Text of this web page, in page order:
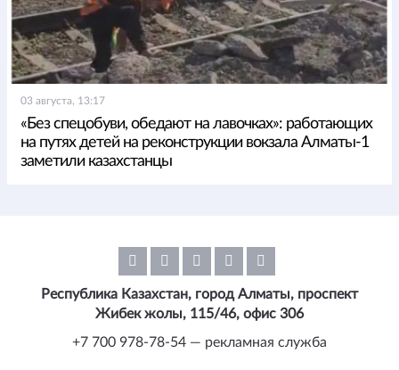
03 августа, 13:17
«Без спецобуви, обедают на лавочках»: работающих
на путях детей на реконструкции вокзала Алматы-1
заметили казахстанцы
Республика Казахстан, город Алматы, проспект
Жибек жолы, 115/46, офис 306
+7 700 978-78-54 — рекламная служба